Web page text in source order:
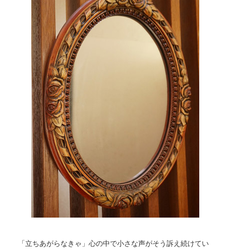
「立ちあがらなきゃ」心の中で小さな声がそう訴え続けてい